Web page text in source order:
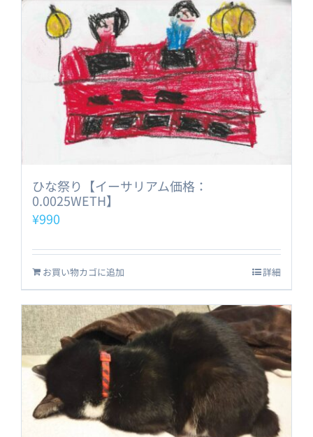
ひな祭り【イーサリアム価格：
0.0025WETH】
¥990
お買い物カゴに追加 詳細